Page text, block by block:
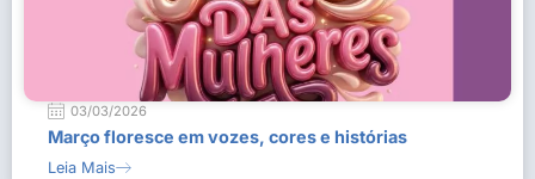
03/03/2026
Março floresce em vozes, cores e histórias
Leia Mais